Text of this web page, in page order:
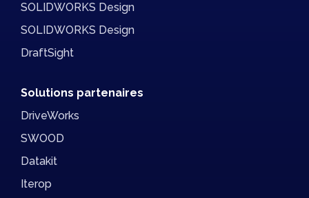
SOLIDWORKS Design
SOLIDWORKS Design
DraftSight
Solutions partenaires
DriveWorks
SWOOD
Datakit
Iterop